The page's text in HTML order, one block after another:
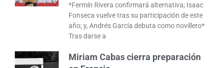
*Fermín Rivera confirmará alternativa; Isaac
Fonseca vuelve tras su participación de este
año; y, Andrés García debuta como novillero*
Tras darse a
Miriam Cabas cierra preparación